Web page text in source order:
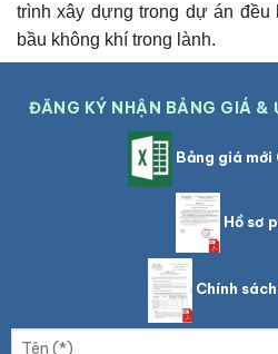
trình xây dựng trong dự án đều
bầu không khí trong lành.
ĐĂNG KÝ NHẬN BẢNG GIÁ &
Bảng giá
Hồ sơ
Chính